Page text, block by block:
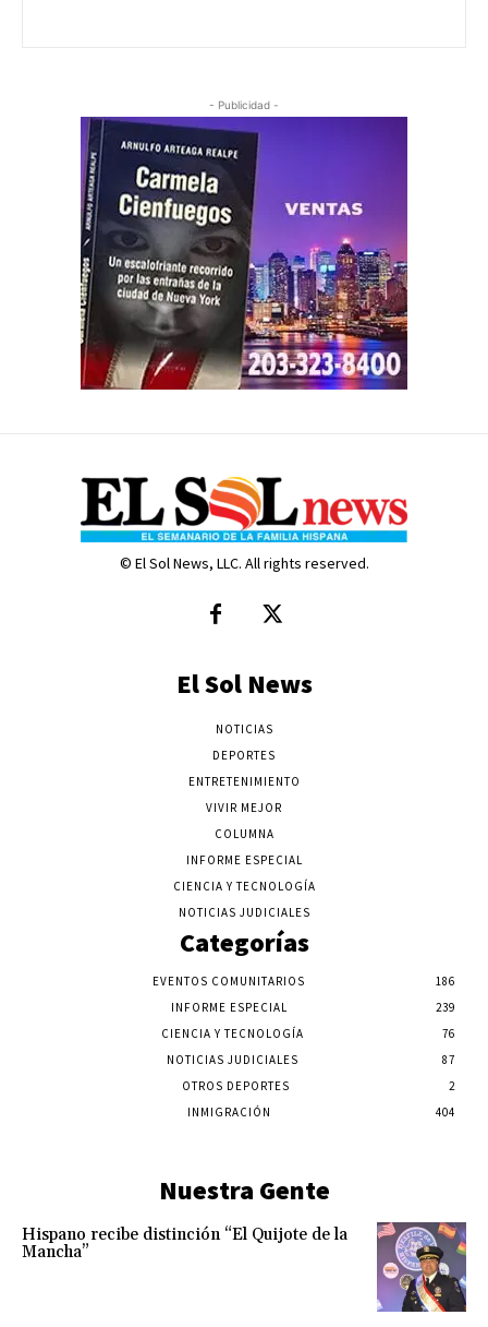
- Publicidad -
© El Sol News, LLC. All rights reserved.
El Sol News
NOTICIAS
DEPORTES
ENTRETENIMIENTO
VIVIR MEJOR
COLUMNA
INFORME ESPECIAL
CIENCIA Y TECNOLOGÍA
NOTICIAS JUDICIALES
Categorías
EVENTOS COMUNITARIOS
186
INFORME ESPECIAL
239
CIENCIA Y TECNOLOGÍA
76
NOTICIAS JUDICIALES
87
OTROS DEPORTES
2
INMIGRACIÓN
404
Nuestra Gente
Hispano recibe distinción “El Quijote de la
Mancha”